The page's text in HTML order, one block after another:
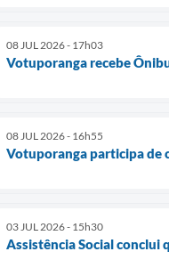
08 JUL 2026 - 17h03
Votuporanga recebe
08 JUL 2026 - 16h55
Votuporanga participa de
03 JUL 2026 - 15h30
Assistência Social conclui